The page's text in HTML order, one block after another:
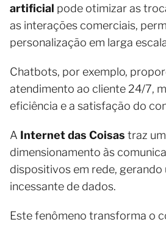
artificial pode otimizar as
as interações comerciais,
personalização em larga
Chatbots, por exemplo,
atendimento ao cliente 24/7,
eficiência e a satisfação do
A Internet das Coisas traz
dimensionamento às
dispositivos em rede, gerando
incessante de dados.
Este fenômeno transforma o